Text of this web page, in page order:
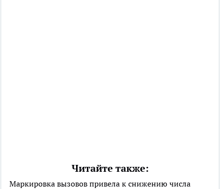
Читайте также:
Маркировка вызовов привела к снижению числа